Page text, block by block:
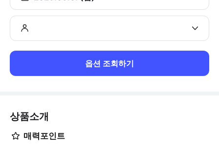
옵션 조회하기
상품소개
매력포인트